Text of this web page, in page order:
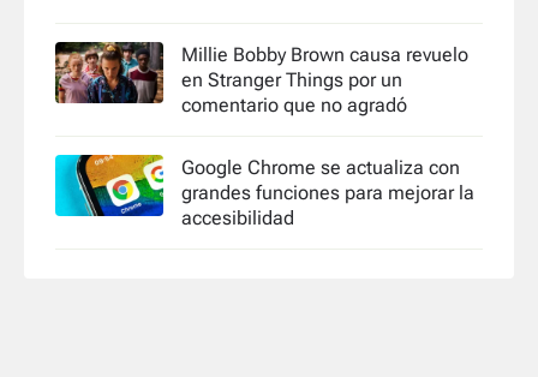
Millie Bobby Brown causa revuelo
en Stranger Things por un
comentario que no agradó
Google Chrome se actualiza con
grandes funciones para mejorar la
accesibilidad